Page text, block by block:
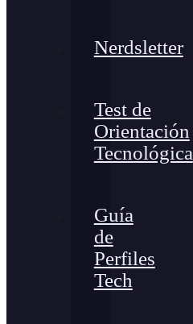
Nerdsletter
Test de
Orientación
Tecnológica
Guía
de
Perfiles
Tech